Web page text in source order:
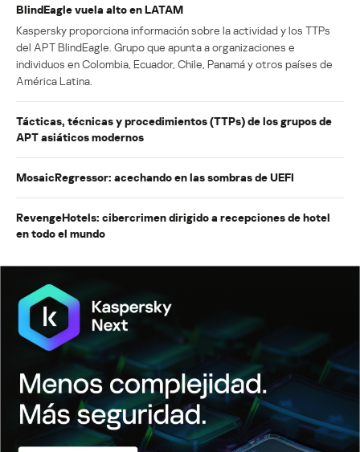
BlindEagle vuela alto en LATAM
Kaspersky proporciona información sobre la actividad y los TTPs
del APT BlindEagle. Grupo que apunta a organizaciones e
individuos en Colombia, Ecuador, Chile, Panamá y otros países de
América Latina.
Tácticas, técnicas y procedimientos (TTPs) de los grupos de
APT asiáticos modernos
MosaicRegressor: acechando en las sombras de UEFI
RevengeHotels: cibercrimen dirigido a recepciones de hotel
en todo el mundo